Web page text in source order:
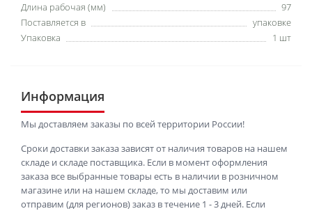
Длина рабочая (мм)
97
Поставляется в
упаковке
Упаковка
1 шт
Информация
Мы доставляем заказы по всей территории России!
Сроки доставки заказа зависят от наличия товаров на нашем
складе и складе поставщика. Если в момент оформления
заказа все выбранные товары есть в наличии в розничном
магазине или на нашем складе, то мы доставим или
отправим (для регионов) заказ в течение 1 - 3 дней. Если